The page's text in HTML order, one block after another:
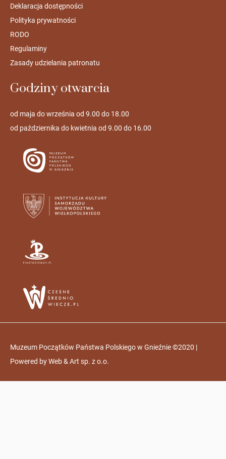
Deklaracja dostępności
Polityka prywatności
RODO
Regulaminy
Zasady udzielania patronatu
Godziny otwarcia
od maja do września od 9.00 do 18.00
od października do kwietnia od 9.00 do 16.00
Muzeum Początków Państwa Polskiego w Gnieźnie ©2020 |
Powered byWeb & Art sp. z o.o.